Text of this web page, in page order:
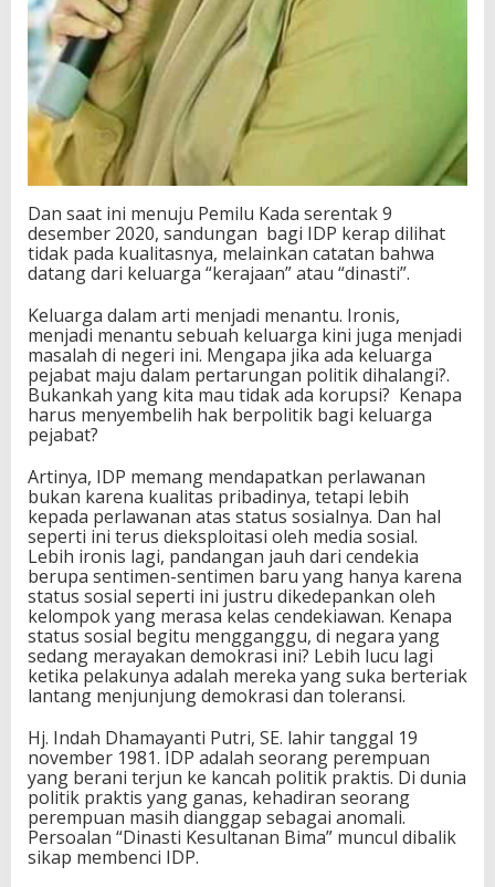
Dan saat ini menuju Pemilu Kada serentak 9
desember 2020, sandungan bagi IDP kerap dilihat
tidak pada kualitasnya, melainkan catatan bahwa
datang dari keluarga “kerajaan” atau “dinasti”.
Keluarga dalam arti menjadi menantu. Ironis,
menjadi menantu sebuah keluarga kini juga menjadi
masalah di negeri ini. Mengapa jika ada keluarga
pejabat maju dalam pertarungan politik dihalangi?.
Bukankah yang kita mau tidak ada korupsi? Kenapa
harus menyembelih hak berpolitik bagi keluarga
pejabat?
Artinya, IDP memang mendapatkan perlawanan
bukan karena kualitas pribadinya, tetapi lebih
kepada perlawanan atas status sosialnya. Dan hal
seperti ini terus dieksploitasi oleh media sosial.
Lebih ironis lagi, pandangan jauh dari cendekia
berupa sentimen-sentimen baru yang hanya karena
status sosial seperti ini justru dikedepankan oleh
kelompok yang merasa kelas cendekiawan. Kenapa
status sosial begitu mengganggu, di negara yang
sedang merayakan demokrasi ini? Lebih lucu lagi
ketika pelakunya adalah mereka yang suka berteriak
lantang menjunjung demokrasi dan toleransi.
Hj. Indah Dhamayanti Putri, SE. lahir tanggal 19
november 1981. IDP adalah seorang perempuan
yang berani terjun ke kancah politik praktis. Di dunia
politik praktis yang ganas, kehadiran seorang
perempuan masih dianggap sebagai anomali.
Persoalan “Dinasti Kesultanan Bima” muncul dibalik
sikap membenci IDP.